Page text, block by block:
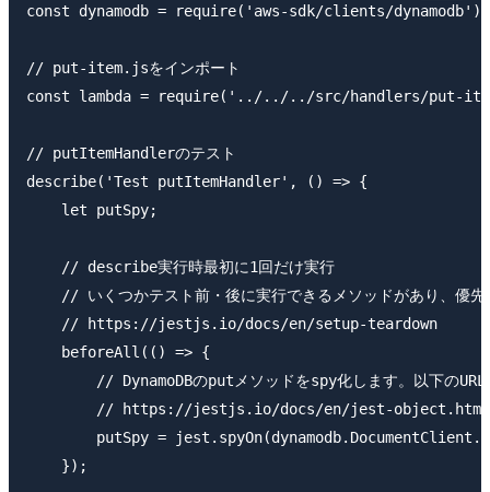
const dynamodb = require('aws-sdk/clients/dynamodb');
// put-item.jsをインポート
const lambda = require('../../../src/handlers/put-
// putItemHandlerのテスト
describe('Test putItemHandler', () => {
    let putSpy;
    // describe実行時最初に1回だけ実行
// いくつかテスト前・後に実行できるメソッドがあり、優
    // https://jestjs.io/docs/en/setup-teardown
    beforeAll(() => {
// DynamoDBのputメソッドをspy化します。以下のURL
// https://jestjs.io/docs/en/jest-
putSpy =
    });